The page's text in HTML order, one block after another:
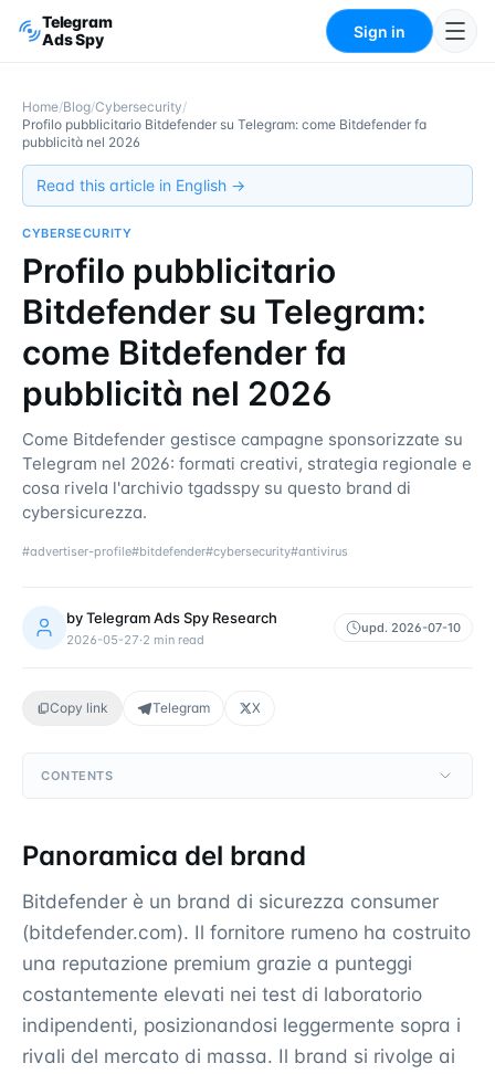
Telegram
Ads Spy
Sign in
Home/Blog/Cybersecurity/
Profilo pubblicitario Bitdefender su Telegram: come Bitdefender fa
pubblicità nel 2026
Read this article in English →
CYBERSECURITY
Profilo pubblicitario
Bitdefender su Telegram:
come Bitdefender fa
pubblicità nel 2026
Come Bitdefender gestisce campagne sponsorizzate su
Telegram nel 2026: formati creativi, strategia regionale e
cosa rivela l'archivio tgadsspy su questo brand di
cybersicurezza.
#advertiser-profile#bitdefender#cybersecurity#antivirus
byTelegram Ads Spy Research
2026-05-27·2 min read
upd. 2026-07-10
Copy link Telegram X
CONTENTS
Panoramica del brand
Bitdefender è un brand di sicurezza consumer
(bitdefender.com). Il fornitore rumeno ha costruito
una reputazione premium grazie a punteggi
costantemente elevati nei test di laboratorio
indipendenti, posizionandosi leggermente sopra i
rivali del mercato di massa. Il brand si rivolge ai